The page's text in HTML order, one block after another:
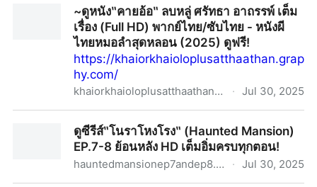
~ดูหนัง‶คายอ้อ‶ ลบหลู่ ศรัทธา อาถรรพ์ เต็ม
เรื่อง (Full HD) พากย์ไทย/ซับไทย - หนังผี
ไทยหมอลำสุดหลอน (2025) ดูฟรี!
https://khaiorkhaioloplusatthaathan.grap
hy.com/
khaiorkhaioloplusatthaathan.graphy.com · Jul 30, 2025
พากย์ไทย/ซับไทย - หนังผีไทยหมอลำสุดหลอน (2025) ดู
ดูซีรีส์‶โนราโหงโรง‶ (Haunted Mansion)
EP.7-8 ย้อนหลัง HD เต็มอิ่มครบทุกตอน!
hauntedmansionep7andep8.graphy.com · Jul 30, 2025